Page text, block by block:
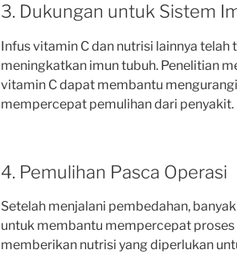
3. Dukungan untuk Sistem
Infus vitamin C dan nutrisi lainnya
meningkatkan imun tubuh. Penelitian
vitamin C dapat membantu
mempercepat pemulihan dari penyakit.
4. Pemulihan Pasca Operasi
Setelah menjalani pembedahan,
untuk membantu mempercepat
memberikan nutrisi yang diperlukan